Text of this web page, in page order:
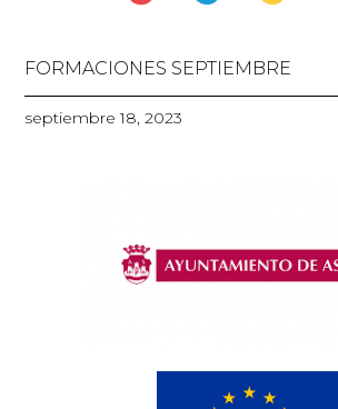
FORMACIONES SEPTIEMBRE
septiembre 18, 2023